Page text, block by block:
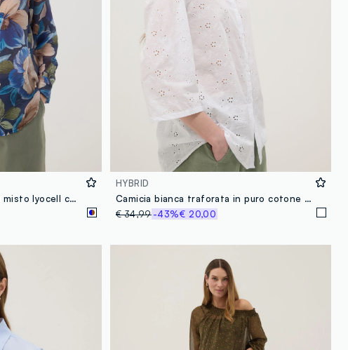
Camicia blu e marrone in misto lyocell con stampa floreale regular fit
HYBRID
Camicia bianca traforata in puro cotone regular fit
€ 34,99-43%€ 20,00